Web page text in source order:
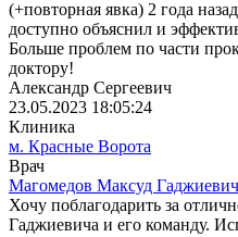
(+повторная явка) 2 года
доступно объяснил и
Больше проблем по части
доктору!
Александр Сергеевич
23.05.2023 18:05:24
Клиника
м. Красные Ворота
Врач
Магомедов Максуд Гаджиевич
Хочу поблагодарить за
Гаджиевича и его команду.